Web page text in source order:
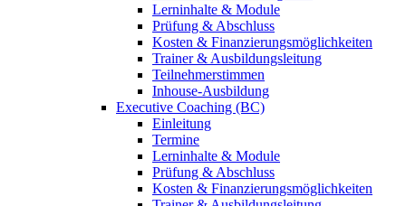
Lerninhalte & Module
Prüfung & Abschluss
Kosten & Finanzierungsmöglichkeiten
Trainer & Ausbildungsleitung
Teilnehmerstimmen
Inhouse-Ausbildung
Executive Coaching (BC)
Einleitung
Termine
Lerninhalte & Module
Prüfung & Abschluss
Kosten & Finanzierungsmöglichkeiten